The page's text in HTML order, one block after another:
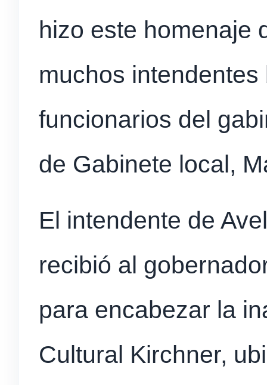
hizo este homenaje
muchos
funcionarios del
de Gabinete local,
El intendente de
recibió al
para encabezar la
Cultural Kirchner,